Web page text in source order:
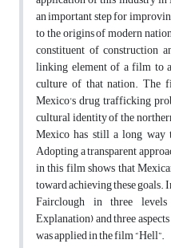
an important step for
to the origins of modern
constituent of construction
linking element of a film to
culture of that nation. The
Mexico's drug trafficking
cultural identity of the
Mexico has still a long way
Adopting a transparent
in this film shows that
toward achieving these goals.
Fairclough in three
Explanation) and three
was applied in the film “Hell”.